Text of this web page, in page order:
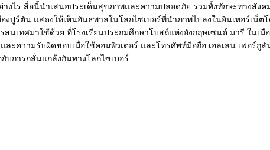
างไร สื่อนี้นำเสนอประเด็นสุขภาพและความปลอดภัย รวมทั้งทักษะทางสั
งปูร์ตัน แสดงให้เห็นอันธพาลในโลกไซเบอร์ที่นำภาพไปลงในอินเทอร์เน็
นเทศมาใช้ด้วย ที่โรงเรียนประถมศึกษาโบสถ์แห่งอังกฤษเซนต์ มารี ในเมื
ะความรับผิดชอบเมื่อใช้คอมพิวเตอร์ และโทรศัพท์มือถือ เอลเลน เฟอร์กู
บการกลั่นแกล้งกันทางโลกไซเบอร์